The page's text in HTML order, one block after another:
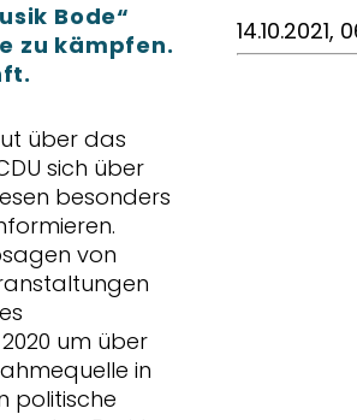
Bode“
zu kämpfen.
über das
sich über
besonders
von
um über
in
politische
14.10.2021,